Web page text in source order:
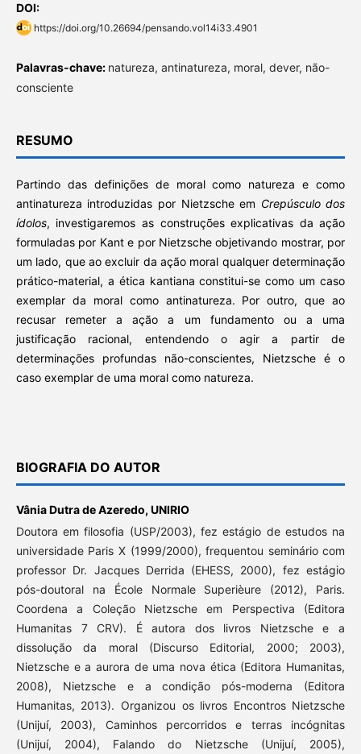
DOI:
https://doi.org/10.26694/pensando.vol14i33.4901
Palavras-chave: natureza, antinatureza, moral, dever, não-
consciente
RESUMO
Partindo das definições de moral como natureza e como
antinatureza introduzidas por Nietzsche em Crepúsculo dos
ídolos, investigaremos as construções explicativas da ação
formuladas por Kant e por Nietzsche objetivando mostrar, por
um lado, que ao excluir da ação moral qualquer determinação
prático-material, a ética kantiana constitui-se como um caso
exemplar da moral como antinatureza. Por outro, que ao
recusar remeter a ação a um fundamento ou a uma
justificação racional, entendendo o agir a partir de
determinações profundas não-conscientes, Nietzsche é o
caso exemplar de uma moral como natureza.
BIOGRAFIA DO AUTOR
Vânia Dutra de Azeredo, UNIRIO
Doutora em filosofia (USP/2003), fez estágio de estudos na
universidade Paris X (1999/2000), frequentou seminário com
professor Dr. Jacques Derrida (EHESS, 2000), fez estágio
pós-doutoral na École Normale Superièure (2012), Paris.
Coordena a Coleção Nietzsche em Perspectiva (Editora
Humanitas 7 CRV). É autora dos livros Nietzsche e a
dissolução da moral (Discurso Editorial, 2000; 2003),
Nietzsche e a aurora de uma nova ética (Editora Humanitas,
2008), Nietzsche e a condição pós-moderna (Editora
Humanitas, 2013). Organizou os livros Encontros Nietzsche
(Unijuí, 2003), Caminhos percorridos e terras incógnitas
(Unijuí, 2004), Falando do Nietzsche (Unijuí, 2005),